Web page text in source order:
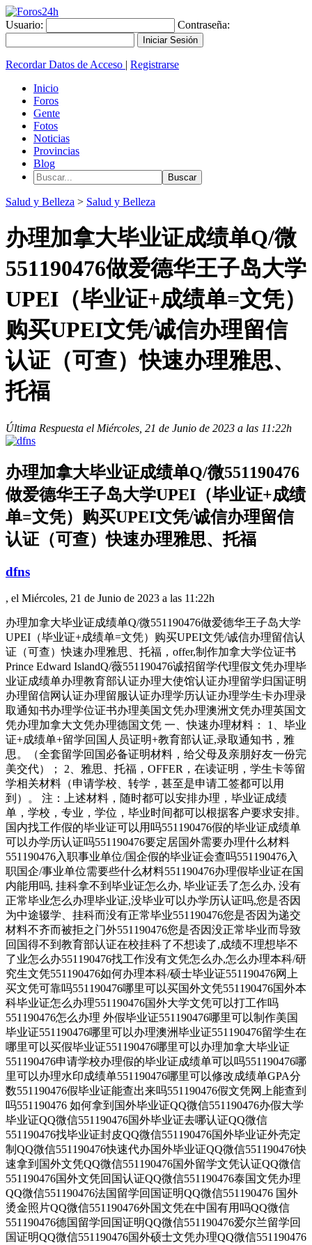
Usuario: Contraseña:
Recordar Datos de Acceso | Registrarse
Inicio
Foros
Gente
Fotos
Noticias
Provincias
Blog
Salud y Belleza > Salud y Belleza
办理加拿大毕业证成绩单Q/微
551190476做爱德华王子岛大学
UPEI（毕业证+成绩单=文凭）
购买UPEI文凭/诚信办理留信
认证（可查）快速办理雅思、
托福
Última Respuesta el Miércoles, 21 de Junio de 2023 a las 11:22h
办理加拿大毕业证成绩单Q/微551190476
做爱德华王子岛大学UPEI（毕业证+成绩
单=文凭）购买UPEI文凭/诚信办理留信
认证（可查）快速办理雅思、托福
dfns
, el Miércoles, 21 de Junio de 2023 a las 11:22h
办理加拿大毕业证成绩单Q/微551190476做爱德华王子岛大学
UPEI（毕业证+成绩单=文凭）购买UPEI文凭/诚信办理留信认
证（可查）快速办理雅思、托福，offer,制作加拿大学位证书
Prince Edward IslandQ/薇551190476诚招留学代理假文凭办理毕
业证成绩单办理教育部认证办理大使馆认证办理留学归国证明
办理留信网认证办理留服认证办理学历认证办理学生卡办理录
取通知书办理学位证书办理美国文凭办理澳洲文凭办理英国文
凭办理加拿大文凭办理德国文凭 一、快速办理材料： 1、毕业
证+成绩单+留学回国人员证明+教育部认证,录取通知书，雅
思。（全套留学回国必备证明材料，给父母及亲朋好友一份完
美交代）； 2、雅思、托福，OFFER，在读证明，学生卡等留
学相关材料（申请学校、转学，甚至是申请工签都可以用
到）。 注：上述材料，随时都可以安排办理，毕业证成绩
单，学校，专业，学位，毕业时间都可以根据客户要求安排。
国内找工作假的毕业证可以用吗551190476假的毕业证成绩单
可以办学历认证吗551190476要定居国外需要办理什么材料
551190476入职事业单位/国企假的毕业证会查吗551190476入
职国企/事业单位需要些什么材料551190476办理假毕业证在国
内能用吗, 挂科拿不到毕业证怎么办, 毕业证丢了怎么办, 没有
正常毕业怎么办理毕业证,没毕业可以办学历认证吗,您是否因
为中途辍学、挂科而没有正常毕业551190476您是否因为递交
材料不齐而被拒之门外551190476您是否因没正常毕业而导致
回国得不到教育部认证在校挂科了不想读了,成绩不理想毕不
了业怎么办551190476找工作没有文凭怎么办,怎么办理本科/研
究生文凭551190476如何办理本科/硕士毕业证551190476网上
买文凭可靠吗551190476哪里可以买国外文凭551190476国外本
科毕业证怎么办理551190476国外大学文凭可以打工作吗
551190476怎么办理 外假毕业证551190476哪里可以制作美国
毕业证551190476哪里可以办理澳洲毕业证551190476留学生在
哪里可以买假毕业证551190476哪里可以办理加拿大毕业证
551190476申请学校办理假的毕业证成绩单可以吗551190476哪
里可以办理水印成绩单551190476哪里可以修改成绩单GPA分
数551190476假毕业证能查出来吗551190476假文凭网上能查到
吗551190476 如何拿到国外毕业证QQ微信551190476办假大学
毕业证QQ微信551190476国外毕业证去哪认证QQ微信
551190476找毕业证封皮QQ微信551190476国外毕业证外壳定
制QQ微信551190476快速代办国外毕业证QQ微信551190476快
速拿到国外文凭QQ微信551190476国外留学文凭认证QQ微信
551190476国外文凭回国认证QQ微信551190476泰国文凭办理
QQ微信551190476法国留学回国证明QQ微信551190476 国外
烫金照片QQ微信551190476外国文凭在中国有用吗QQ微信
551190476德国留学回国证明QQ微信551190476爱尔兰留学回
国证明QQ微信551190476国外硕士文凭办理QQ微信551190476